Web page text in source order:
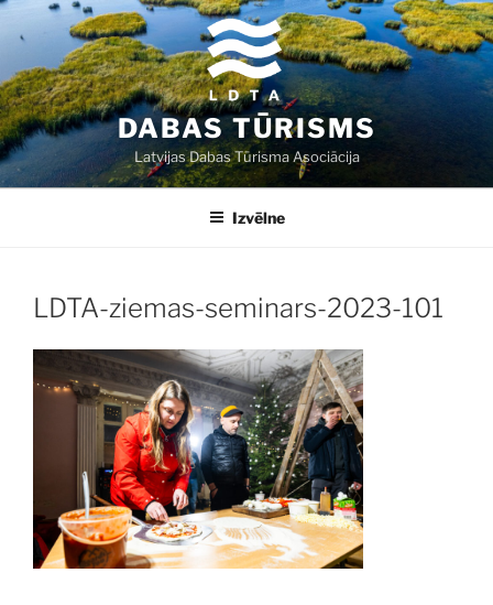
Doties
saturu
DABAS TŪRISMS
Latvijas Dabas Tūrisma Asociācija
Izvēlne
LDTA-ziemas-seminars-2023-101